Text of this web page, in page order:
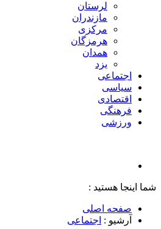
لرستان
مازندران
مرکزی
هرمزگان
همدان
یزد
اجتماعی
سیاسی
اقتصادی
فرهنگی
ورزشی
شما اینجا هستید :
صفحه اصلی
آرشیو : اجتماعی